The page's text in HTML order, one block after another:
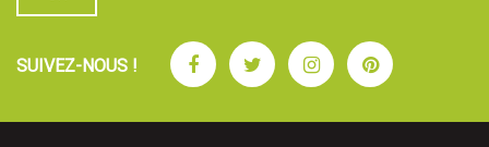
SUIVEZ-NOUS ! FacebookTwitterInstagramPinterest